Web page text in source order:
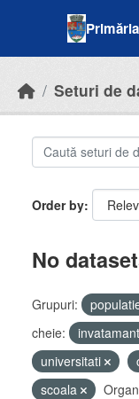
Seturi de
Order by
No
Grupuri:
cheie:
invatamant
universitati
scoala